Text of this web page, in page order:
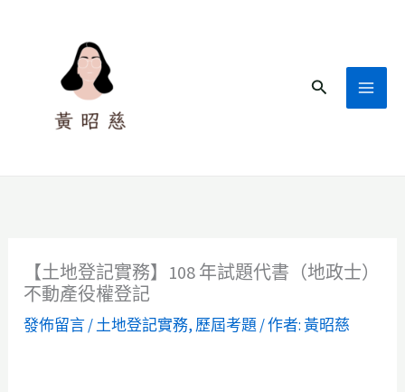
搜
【土地登記實務】108 年試題代書（地政士）
不動產役權登記
發佈留言/土地登記實務, 歷屆考題 / 作者:黃昭慈